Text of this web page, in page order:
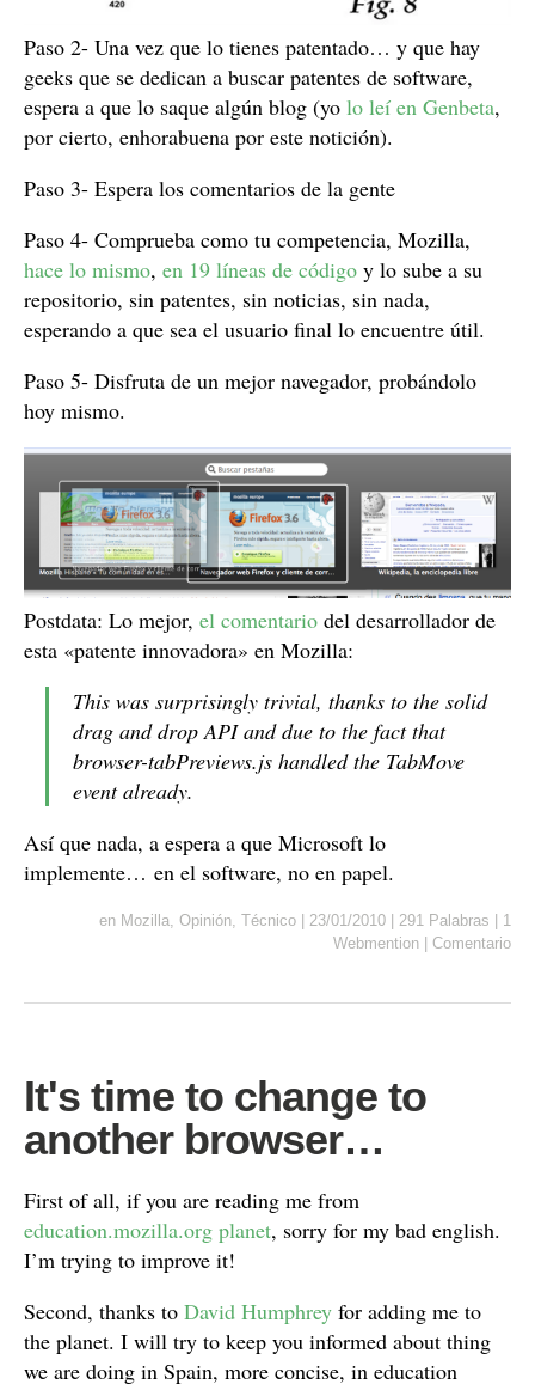
Paso 2- Una vez que lo tienes patentado… y que hay
geeks que se dedican a buscar patentes de software,
espera a que lo saque algún blog (yo lo leí en Genbeta,
por cierto, enhorabuena por este notición).
Paso 3- Espera los comentarios de la gente
Paso 4- Comprueba como tu competencia, Mozilla,
hace lo mismo, en 19 líneas de código y lo sube a su
repositorio, sin patentes, sin noticias, sin nada,
esperando a que sea el usuario final lo encuentre útil.
Paso 5- Disfruta de un mejor navegador, probándolo
hoy mismo.
Postdata: Lo mejor, el comentario del desarrollador de
esta «patente innovadora» en Mozilla:
This was surprisingly trivial, thanks to the solid
drag and drop API and due to the fact that
browser-tabPreviews.js handled the TabMove
event already.
Así que nada, a espera a que Microsoft lo
implemente… en el software, no en papel.
en Mozilla, Opinión, Técnico 23/01/2010 291 Palabras
1
Webmention
Comentario
It's time to change to
another browser…
First of all, if you are reading me from
education.mozilla.org planet, sorry for my bad english.
I’m trying to improve it!
Second, thanks to David Humphrey for adding me to
the planet. I will try to keep you informed about thing
we are doing in Spain, more concise, in education